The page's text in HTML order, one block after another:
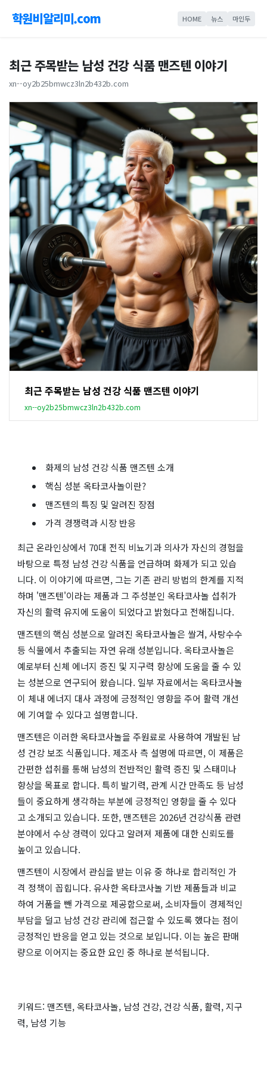
학원비알리미.com HOME 뉴스 마인두
최근 주목받는 남성 건강 식품 맨즈텐 이야기
xn--oy2b25bmwcz3ln2b432b.com
최근 주목받는 남성 건강 식품 맨즈텐 이야기
xn--oy2b25bmwcz3ln2b432b.com
화제의 남성 건강 식품 맨즈텐 소개
핵심 성분 옥타코사놀이란?
맨즈텐의 특징 및 알려진 장점
가격 경쟁력과 시장 반응
최근 온라인상에서 70대 전직 비뇨기과 의사가 자신의 경험을
바탕으로 특정 남성 건강 식품을 언급하며 화제가 되고 있습
니다. 이 이야기에 따르면, 그는 기존 관리 방법의 한계를 지적
하며 '맨즈텐'이라는 제품과 그 주성분인 옥타코사놀 섭취가
자신의 활력 유지에 도움이 되었다고 밝혔다고 전해집니다.
맨즈텐의 핵심 성분으로 알려진 옥타코사놀은 쌀겨, 사탕수수
등 식물에서 추출되는 자연 유래 성분입니다. 옥타코사놀은
예로부터 신체 에너지 증진 및 지구력 향상에 도움을 줄 수 있
는 성분으로 연구되어 왔습니다. 일부 자료에서는 옥타코사놀
이 체내 에너지 대사 과정에 긍정적인 영향을 주어 활력 개선
에 기여할 수 있다고 설명합니다.
맨즈텐은 이러한 옥타코사놀을 주원료로 사용하여 개발된 남
성 건강 보조 식품입니다. 제조사 측 설명에 따르면, 이 제품은
간편한 섭취를 통해 남성의 전반적인 활력 증진 및 스태미나
향상을 목표로 합니다. 특히 발기력, 관계 시간 만족도 등 남성
들이 중요하게 생각하는 부분에 긍정적인 영향을 줄 수 있다
고 소개되고 있습니다. 또한, 맨즈텐은 2026년 건강식품 관련
분야에서 수상 경력이 있다고 알려져 제품에 대한 신뢰도를
높이고 있습니다.
맨즈텐이 시장에서 관심을 받는 이유 중 하나로 합리적인 가
격 정책이 꼽힙니다. 유사한 옥타코사놀 기반 제품들과 비교
하여 거품을 뺀 가격으로 제공함으로써, 소비자들이 경제적인
부담을 덜고 남성 건강 관리에 접근할 수 있도록 했다는 점이
긍정적인 반응을 얻고 있는 것으로 보입니다. 이는 높은 판매
량으로 이어지는 중요한 요인 중 하나로 분석됩니다.
키워드: 맨즈텐, 옥타코사놀, 남성 건강, 건강 식품, 활력, 지구
력, 남성 기능